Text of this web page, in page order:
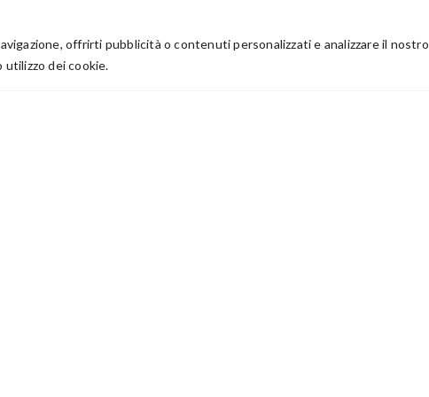
offrirti pubblicità o contenuti personalizzati e analizzare il nostro
dei cookie.
Privacy
Chi Siamo